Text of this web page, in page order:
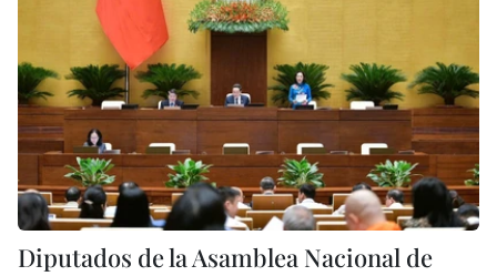
Diputados de la Asamblea Nacional de